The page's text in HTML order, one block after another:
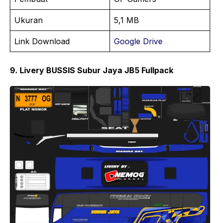
Ukuran 5,1 MB
Link Download Google Drive
9. Livery BUSSIS Subur Jaya JB5 Fullpack